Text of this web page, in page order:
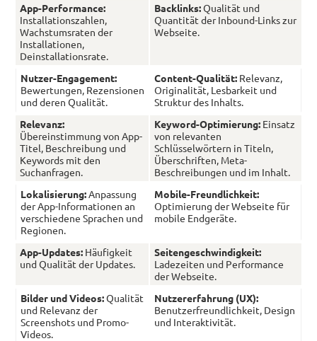
App-Performance:
Installationszahlen,
Wachstumsraten der
Installationen,
Deinstallationsrate.
Backlinks:Qualität und
Quantität der Inbound-Links zur
Webseite.
Nutzer-Engagement:
Bewertungen, Rezensionen
und deren Qualität.
Content-Qualität: Relevanz,
Originalität, Lesbarkeit und
Struktur des Inhalts.
Relevanz:
Übereinstimmung von App-
Titel, Beschreibung und
Keywords mit den
Suchanfragen.
Keyword-Optimierung: Einsatz
von relevanten
Schlüsselwörtern in Titeln,
Überschriften, Meta-
Beschreibungen und im Inhalt.
Lokalisierung:Anpassung
der App-Informationen an
verschiedene Sprachen und
Regionen.
Mobile-Freundlichkeit:
Optimierung der Webseite für
mobile Endgeräte.
App-Updates: Häufigkeit
und Qualität der Updates.
Seitengeschwindigkeit:
Ladezeiten und Performance
der Webseite.
Bilder und Videos:Qualität
und Relevanz der
Screenshots und Promo-
Videos.
Nutzererfahrung (UX):
Benutzerfreundlichkeit, Design
und Interaktivität.